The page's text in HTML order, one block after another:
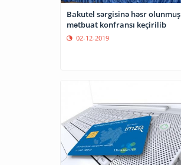
Bakutel sərgisinə həsr olunmuş
mətbuat konfransı keçirilib
02-12-2019